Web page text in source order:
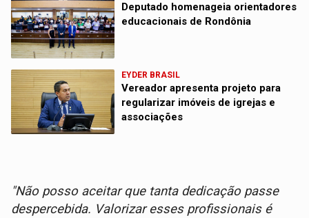
Deputado homenageia orientadores
educacionais de Rondônia
EYDER BRASIL
Vereador apresenta projeto para
regularizar imóveis de igrejas e
associações
"Não posso aceitar que tanta dedicação passe
despercebida. Valorizar esses profissionais é